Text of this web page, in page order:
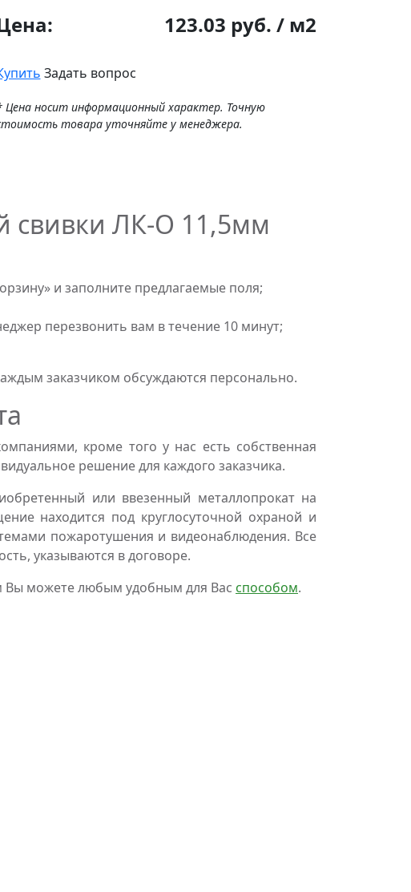
123.03 руб. / м2
Задать вопрос
Цена носит информационный характер. Точную
товара уточняйте у менеджера.
свивки ЛК-О 11,5мм
и заполните предлагаемые поля;
перезвонить вам в течение 10 минут;
заказчиком обсуждаются персонально.
кроме того у нас есть собственная
решение для каждого заказчика.
или ввезенный металлопрокат на
находится под круглосуточной охраной и
пожаротушения и видеонаблюдения. Все
указываются в договоре.
Вы можете любым удобным для Вас способом.